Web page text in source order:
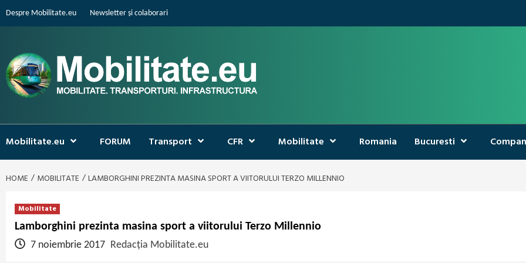
Despre Mobilitate.eu Newsletter și colaborari
Mobilitate.eu FORUM Transport CFR Mobilitate Romania Bucuresti
HOME MOBILITATE LAMBORGHINI PREZINTA MASINA SPORT A VIITORULUI TERZO MILLENNIO
Mobilitate
Lamborghini prezinta masina sport a viitorului Terzo Millennio
7 noiembrie 2017 Redacția Mobilitate.eu